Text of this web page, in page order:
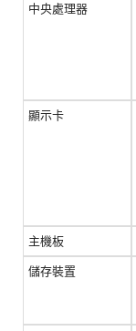
中央處理器
顯示卡
主機板
儲存裝置